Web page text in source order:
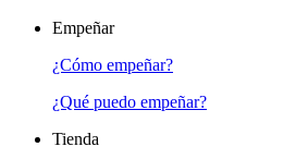
Empeñar
¿Cómo empeñar?
¿Qué puedo empeñar?
Tienda